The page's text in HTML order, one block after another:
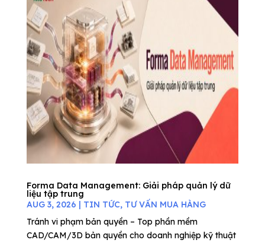
Forma Data Management: Giải pháp quản lý dữ
liệu tập trung
AUG 3, 2026 | TIN TỨC, TƯ VẤN MUA HÀNG
Tránh vi phạm bản quyền – Top phần mềm
CAD/CAM/3D bản quyền cho doanh nghiệp kỹ thuật